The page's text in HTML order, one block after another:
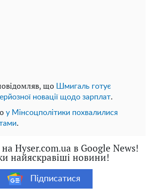
що
Шмигаль готує
новації щодо зарплат.
у Мінсоцполітики похвалилися
.
Hyser.com.ua в Google News!
найяскравіші новини!
Підписатися